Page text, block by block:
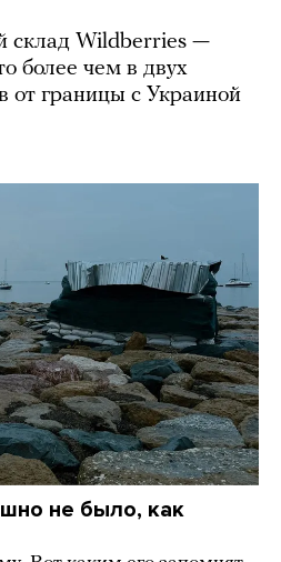
склад Wildberries —
более чем в двух
от границы с Украиной
не было, как